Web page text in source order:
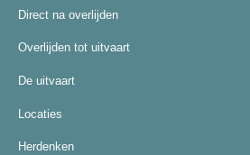
Direct na overlijden
Overlijden tot uitvaart
De uitvaart
Locaties
Herdenken